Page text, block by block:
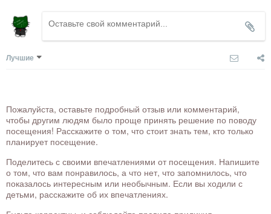
Лучшие
Пожалуйста, оставьте подробный отзыв или комментарий,
чтобы другим людям было проще принять решение по поводу
посещения! Расскажите о том, что стоит знать тем, кто только
планирует посещение.
Поделитесь с своими впечатлениями от посещения. Напишите
о том, что вам понравилось, а что нет, что запомнилось, что
показалось интересным или необычным. Если вы ходили с
детьми, расскажите об их впечатлениях.